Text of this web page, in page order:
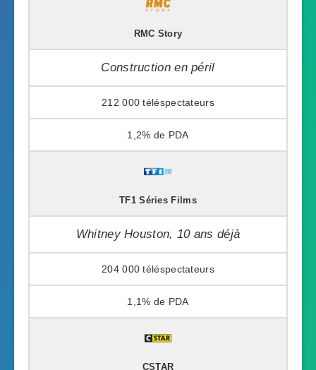
RMC Story
Construction en péril
212 000
1,2%
TF1 Séries Films
Whitney Houston, 10 ans déjà
204 000
1,1%
CSTAR